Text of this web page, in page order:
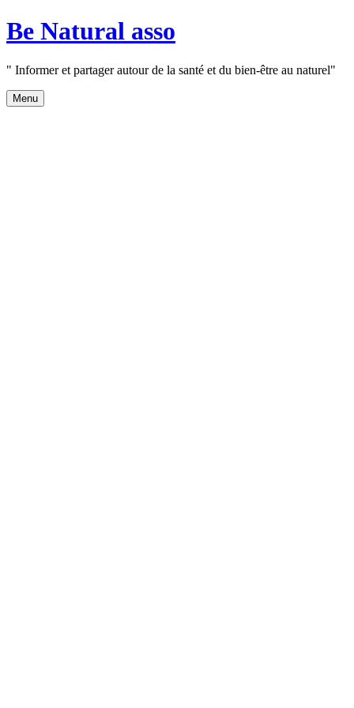
Aller
au
Be Natural asso
" Informer et partager autour de la santé et du bien-être au naturel"
Menu